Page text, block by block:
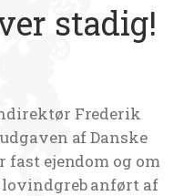
stadig!
Frederik
af Danske
fast ejendom og om
anført af